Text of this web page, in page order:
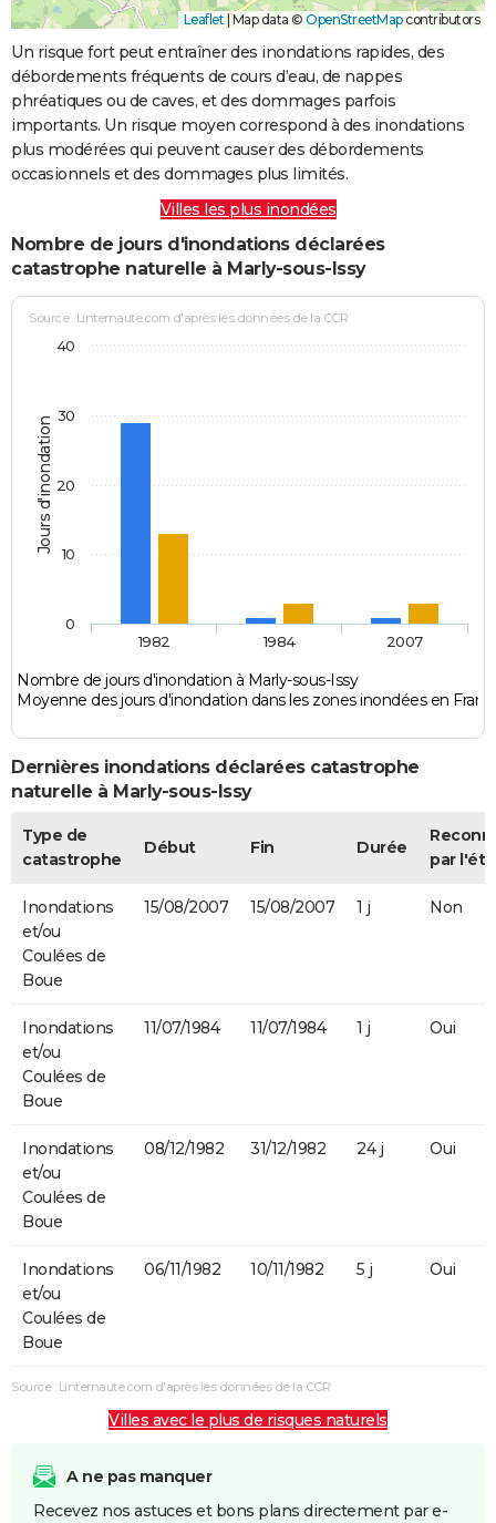
Leaflet Map data © OpenStreetMapcontributors
Un risque fort peut entraîner des inondations rapides, des
débordements fréquents de cours d’eau, de nappes
phréatiques ou de caves, et des dommages parfois
importants. Un risque moyen correspond à des inondations
plus modérées qui peuvent causer des débordements
occasionnels et des dommages plus limités.
Villes les plus inondées
Nombre de jours d'inondations déclarées
catastrophe naturelle à Marly-sous-Issy
Jours d'inondation
Source : Linternaute.com d'après les données de la CCR
Nombre de jours d'inondation à Marly-sous-Issy
Moyenne des jours d'inondation dans les zones inondées en
1982 1984 2007
0
10
20
30
40
Dernières inondations déclarées catastrophe
naturelle à Marly-sous-Issy
Type de
catastrophe
Début Fin Durée
par
Inondations
et/ou
Coulées de
Boue
15/08/2007 15/08/2007 1 j Non
Inondations
et/ou
Coulées de
Boue
11/07/1984 11/07/1984 1 j Oui
Inondations
et/ou
Coulées de
Boue
08/12/1982 31/12/1982 24 j Oui
Inondations
et/ou
Coulées de
Boue
06/11/1982 10/11/1982 5 j Oui
Source : Linternaute.com d'après les données de la CCR
Villes avec le plus de risques naturels
A ne pas manquer
Recevez nos astuces et bons plans directement par e-